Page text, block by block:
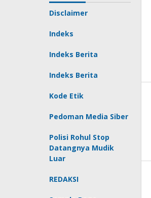
Disclaimer
Indeks
Indeks Berita
Indeks Berita
Kode Etik
Pedoman Media Siber
Polisi Rohul Stop
Datangnya Mudik
Luar
REDAKSI